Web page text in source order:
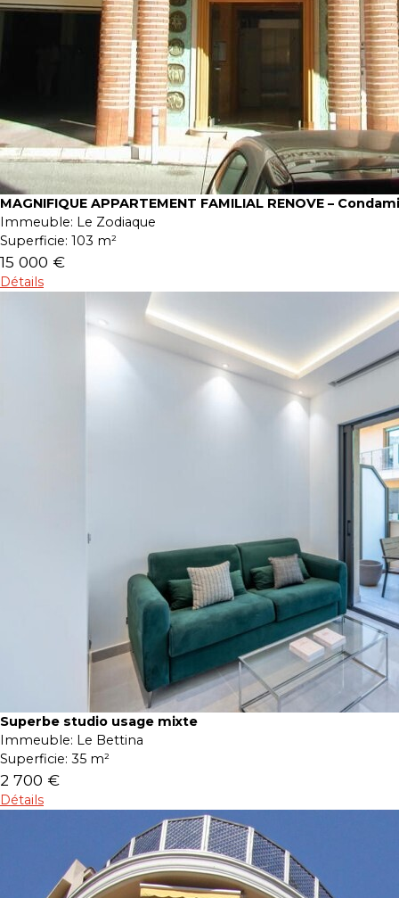
MAGNIFIQUE APPARTEMENT FAMILIAL RENOVE –
Immeuble: Le Zodiaque
Superficie: 103 m²
15 000 €
Détails
Superbe studio usage mixte
Immeuble: Le Bettina
Superficie: 35 m²
2 700 €
Détails